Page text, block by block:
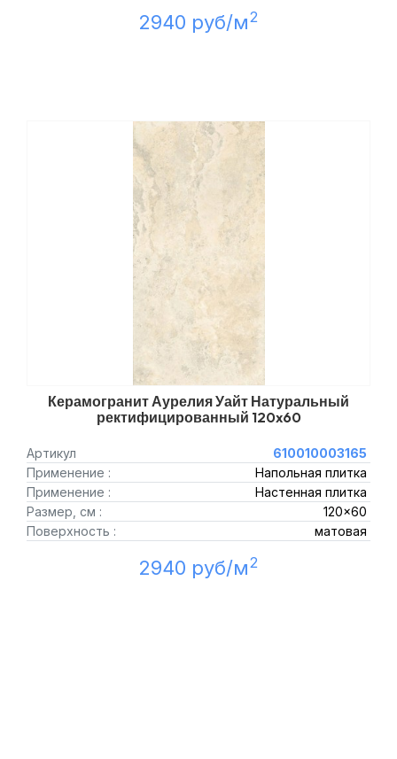
2940 руб/м2
Керамогранит Аурелия Уайт Натуральный
ректифицированный 120x60
Артикул
610010003165
Применение :
Напольная плитка
Применение :
Настенная плитка
Размер, см :
120x60
Поверхность :
матовая
2940 руб/м2